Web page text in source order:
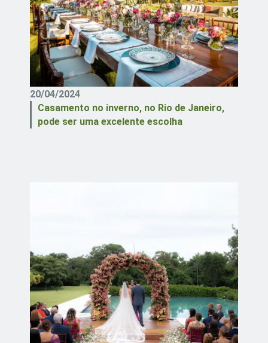
20/04/2024
Casamento no inverno, no Rio de Janeiro,
pode ser uma excelente escolha